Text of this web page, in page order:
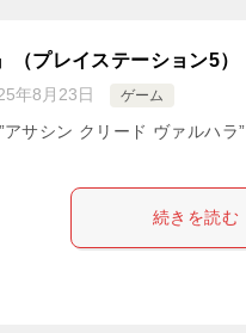
（プレイステーション5）
年8月23日 ゲーム
サシン クリード ヴァルハラ”
続きを読む